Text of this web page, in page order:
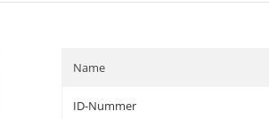
Name
ID-Nummer